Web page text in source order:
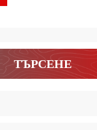
MORE
ТЪРСЕНЕ